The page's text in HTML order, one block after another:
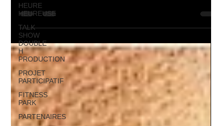
HEURE
HEUREUSE
TALK
SHOW
DOUBLE
H
PRODUCTION
PROJET
PARTICIPATIF
FITNESS
PARK
PARTENAIRES